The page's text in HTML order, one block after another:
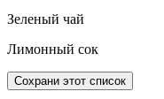
Зеленый чай
Лимонный сок
Сохрани этот список